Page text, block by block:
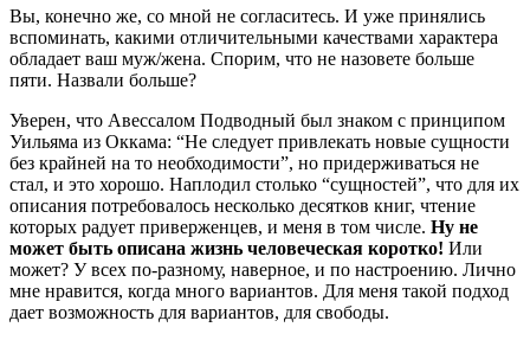
Вы, конечно же, со мной не согласитесь. И уже принялись
вспоминать, какими отличительными качествами характера
обладает ваш муж/жена. Спорим, что не назовете больше
пяти. Назвали больше?
Уверен, что Авессалом Подводный был знаком с принципом
Уильяма из Оккама: “Не следует привлекать новые сущности
без крайней на то необходимости”, но придерживаться не
стал, и это хорошо. Наплодил столько “сущностей”, что для их
описания потребовалось несколько десятков книг, чтение
которых радует приверженцев, и меня в том числе. Ну не
может быть описана жизнь человеческая коротко! Или
может? У всех по-разному, наверное, и по настроению. Лично
мне нравится, когда много вариантов. Для меня такой подход
дает возможность для вариантов, для свободы.